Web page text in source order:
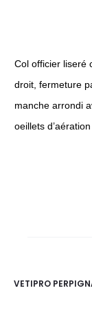
Col officier liseré
droit, fermeture
manche arrondi
oeillets
VETIPRO